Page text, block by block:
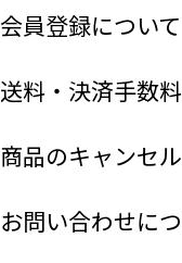
会員登録について
送料・決済手数
商品のキャンセ
お問い合わせに